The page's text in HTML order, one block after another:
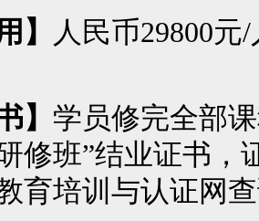
】
人民币29800
】 学员修完全部
修班”结业证书，
育培训与认证网